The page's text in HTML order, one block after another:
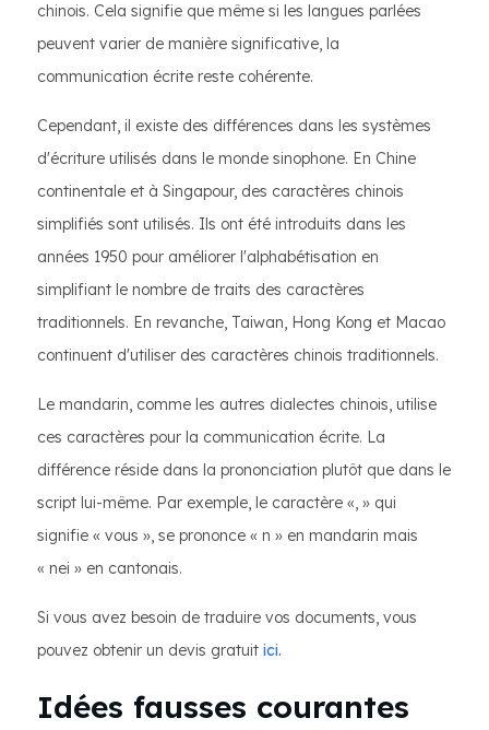
chinois. Cela signifie que même si les langues parlées
peuvent varier de manière significative, la
communication écrite reste cohérente.
Cependant, il existe des différences dans les systèmes
d'écriture utilisés dans le monde sinophone. En Chine
continentale et à Singapour, des caractères chinois
simplifiés sont utilisés. Ils ont été introduits dans les
années 1950 pour améliorer l'alphabétisation en
simplifiant le nombre de traits des caractères
traditionnels. En revanche, Taiwan, Hong Kong et Macao
continuent d'utiliser des caractères chinois traditionnels.
Le mandarin, comme les autres dialectes chinois, utilise
ces caractères pour la communication écrite. La
différence réside dans la prononciation plutôt que dans le
script lui-même. Par exemple, le caractère «, » qui
signifie « vous », se prononce « n » en mandarin mais
« nei » en cantonais.
Si vous avez besoin de traduire vos documents, vous
pouvez obtenir un devis gratuit ici.
Idées fausses courantes